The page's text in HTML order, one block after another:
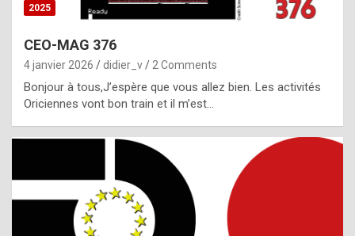
p
e
c
i
l
2025
CEO-MAG 376
4 janvier 2026 didier_v 2 Comments
Bonjour à tous,J’espère que vous allez bien. Les activités
Oriciennes vont bon train et il m’est…